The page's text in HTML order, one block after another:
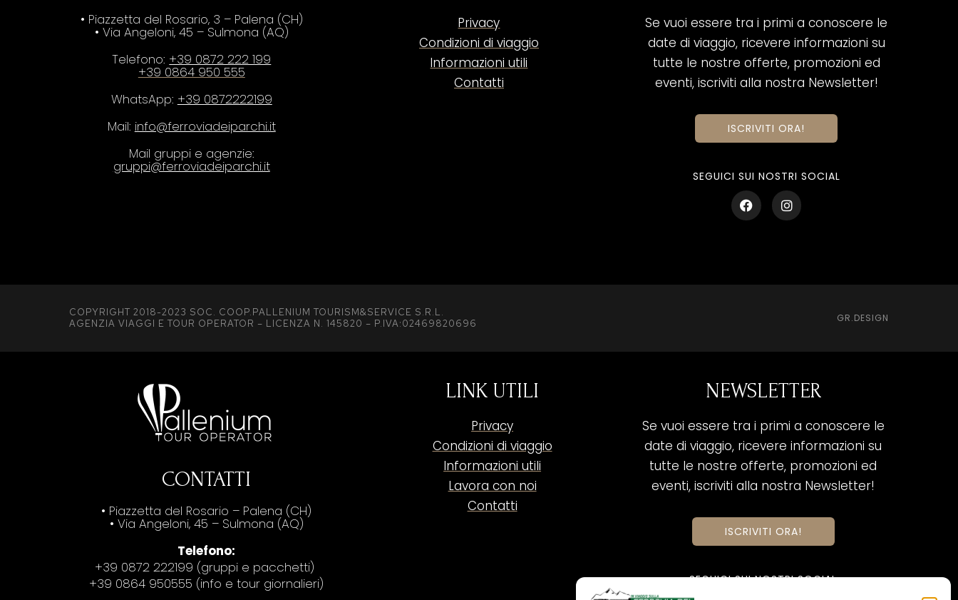
• Piazzetta del Rosario, 3 – Palena (CH)
• Via Angeloni, 45 – Sulmona (AQ)
Telefono: +39 0872 222 199
+39 0864 950 555
WhatsApp: +39 0872222199
Mail: info@ferroviadeiparchi.it
Mail gruppi e agenzie:
gruppi@ferroviadeiparchi.it
Privacy
Condizioni di viaggio
Informazioni utili
Contatti
Se vuoi essere tra i primi a conoscere le
date di viaggio, ricevere informazioni su
tutte le nostre offerte, promozioni ed
eventi, iscriviti alla nostra Newsletter!
ISCRIVITI ORA!
SEGUICI SUI NOSTRI SOCIAL
COPYRIGHT 2018-2023 SOC. COOP.PALLENIUM TOURISM&SERVICE S.R.L.
AGENZIA VIAGGI E TOUR OPERATOR – LICENZA N. 145820 – P.IVA:02469820696
GR.DESIGN
CONTATTI
• Piazzetta del Rosario – Palena (CH)
• Via Angeloni, 45 – Sulmona (AQ)
Telefono:
+39 0872 222199 (gruppi e pacchetti)
+39 0864 950555 (info e tour giornalieri)
LINK UTILI
Privacy
Condizioni di viaggio
Informazioni utili
Lavora con noi
Contatti
NEWSLETTER
Se vuoi essere tra i primi a conoscere le
date di viaggio, ricevere informazioni su
tutte le nostre offerte, promozioni ed
eventi, iscriviti alla nostra Newsletter!
ISCRIVITI ORA!
SEGUICI SUI NOSTRI SOCIAL